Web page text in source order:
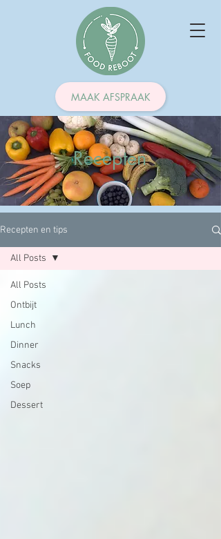
MAAK AFSPRAAK
Recepten
Recepten en tips
All Posts
Ontbijt
Lunch
Dinner
Snacks
Soep
Dessert
All Posts